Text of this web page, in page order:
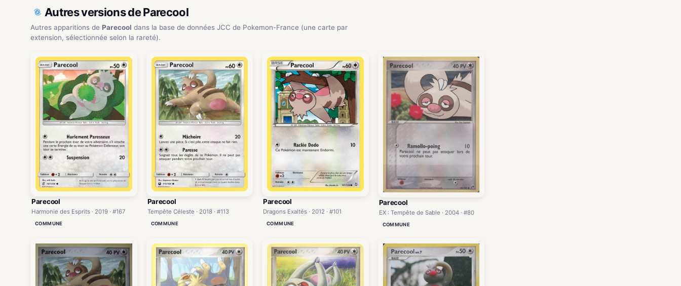
Autres versions de Parecool
Autres apparitions de Parecool dans la base de données JCC de Pokemon-France (une carte par
extension, sélectionnée selon la rareté).
Parecool
Harmonie des Esprits · 2019 · #167
COMMUNE
Parecool
Tempête Céleste · 2018 · #113
COMMUNE
Parecool
Dragons Exaltés · 2012 · #101
COMMUNE
Parecool
EX : Tempête de Sable · 2004 · #80
COMMUNE